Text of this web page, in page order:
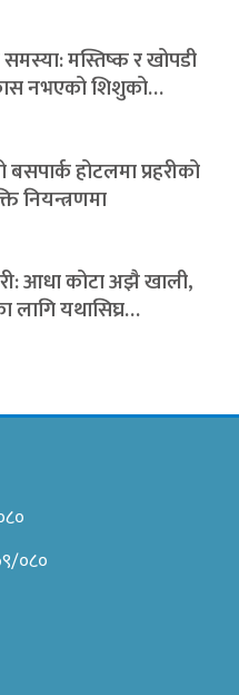
मस्तिष्क र खोपडी
नभएको शिशुको…
होटलमा प्रहरीको
नियन्त्रणमा
आधा कोटा अझै खाली,
लागि यथासिघ्र…
०८०